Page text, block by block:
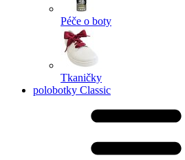
Péče o boty
Tkaničky
polobotky Classic